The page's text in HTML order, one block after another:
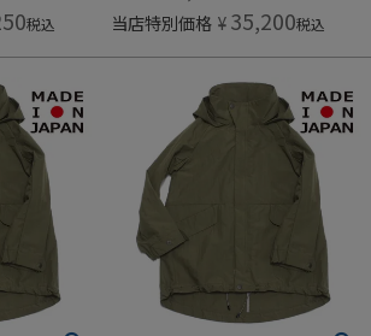
税込 当店特別価格 ¥ 35,200税込